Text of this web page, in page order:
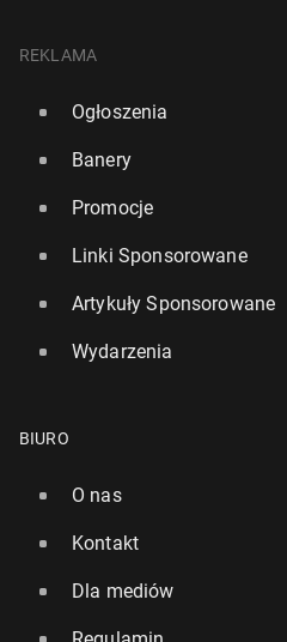
REKLAMA
Ogłoszenia
Banery
Promocje
Linki Sponsorowane
Artykuły Sponsorowane
Wydarzenia
BIURO
O nas
Kontakt
Dla mediów